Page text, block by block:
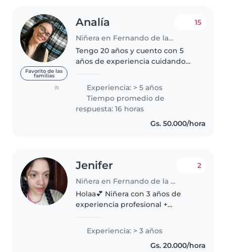
Favorito de las
familias
(1)
Analía
Niñera en Fernando de la Mora
15
Tengo 20 años y cuento con 5
años de experiencia cuidando
bebés hasta adolescentes. Soy
una persona responsable,
amigable y habladora, y me
encanta..
Experiencia: > 5 años
Tiempo promedio de
respuesta: 16 horas
Gs. 50.000/hora
Jenifer
Niñera en Fernando de la Mora
2
Holaa💕 Niñera con 3 años de
experiencia profesional +
edad escolar. Mis
responsabilidades eran:
preparación para escuela, apoyo
Experiencia: > 3 años
Gs. 20.000/hora